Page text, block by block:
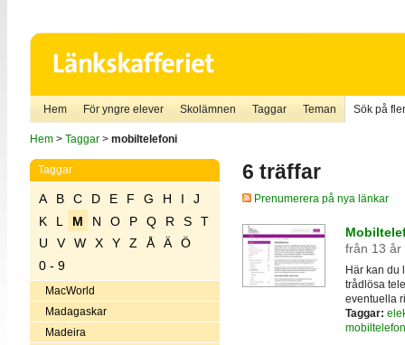
Hem För yngre elever Skolämnen Taggar Teman Sök på
Hem> Taggar> mobiltelefoni
Taggar
A B C D E F G H I
J
K
L M N O P Q R S
T
U
V W X Y Z Å Ä
Ö
0 - 9
MacWorld
Madagaskar
Madeira
6 träffar
Prenumerera på nya länkar
från 13 år
Här kan du
trådlösa
eventuella
Taggar: